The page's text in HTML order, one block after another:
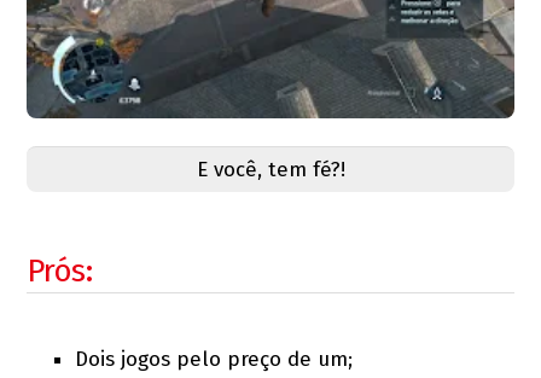
E você, tem fé?!
Prós:
Dois jogos pelo preço de um;